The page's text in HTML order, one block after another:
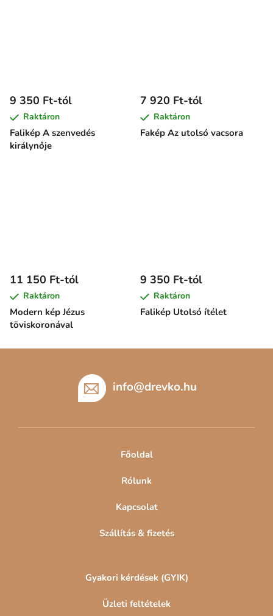
Falikép A szenvedés
királynője
9 350 Ft-tól
Raktáron
Fakép Az utolsó vacsora
7 920 Ft-tól
Raktáron
Modern kép Jézus
töviskoronával
11 150 Ft-tól
Raktáron
Falikép Utolsó ítélet
9 350 Ft-tól
Raktáron
info@drevko.hu
Főoldal
Rólunk
Kapcsolat
Szállítás & fizetés
Gyakori kérdések (GYIK)
Üzleti feltételek